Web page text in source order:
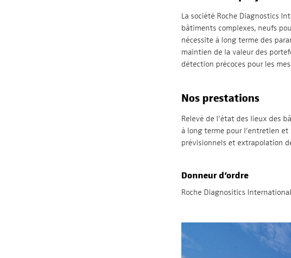
La société Roche Diagnostics
bâtiments complexes, neufs
nécessite à long terme des
maintien de la valeur des
détection précoces pour les
Nos prestations
Relevé de l’état des lieux des
à long terme pour l’entretien
prévisionnels et extrapolation
Donneur d’ordre
Roche Diagnositics